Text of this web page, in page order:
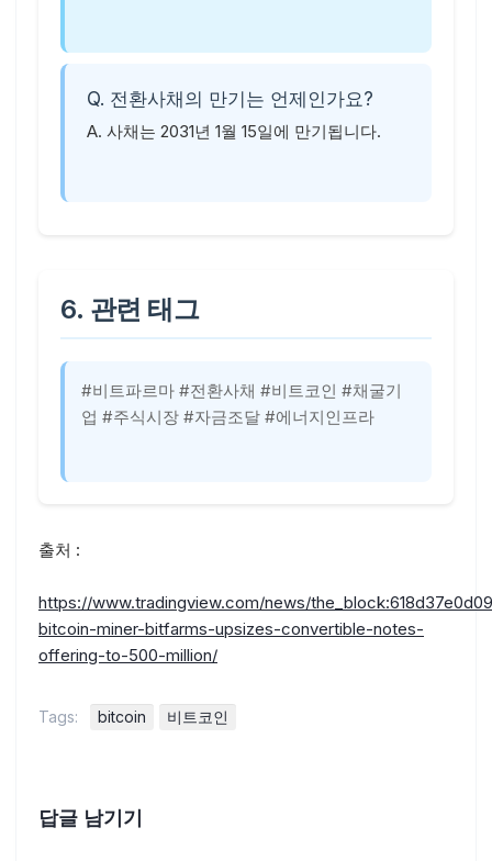
Q. 전환사채의 만기는 언제인가요?
A. 사채는 2031년 1월 15일에 만기됩니다.
6. 관련 태그
#비트파르마 #전환사채 #비트코인 #채굴기
업 #주식시장 #자금조달 #에너지인프라
출처 :
https://www.tradingview.com/news/
bitcoin-miner-bitfarms-upsizes-convertible-notes-
offering-to-500-million/
Tags: bitcoin 비트코인
답글 남기기